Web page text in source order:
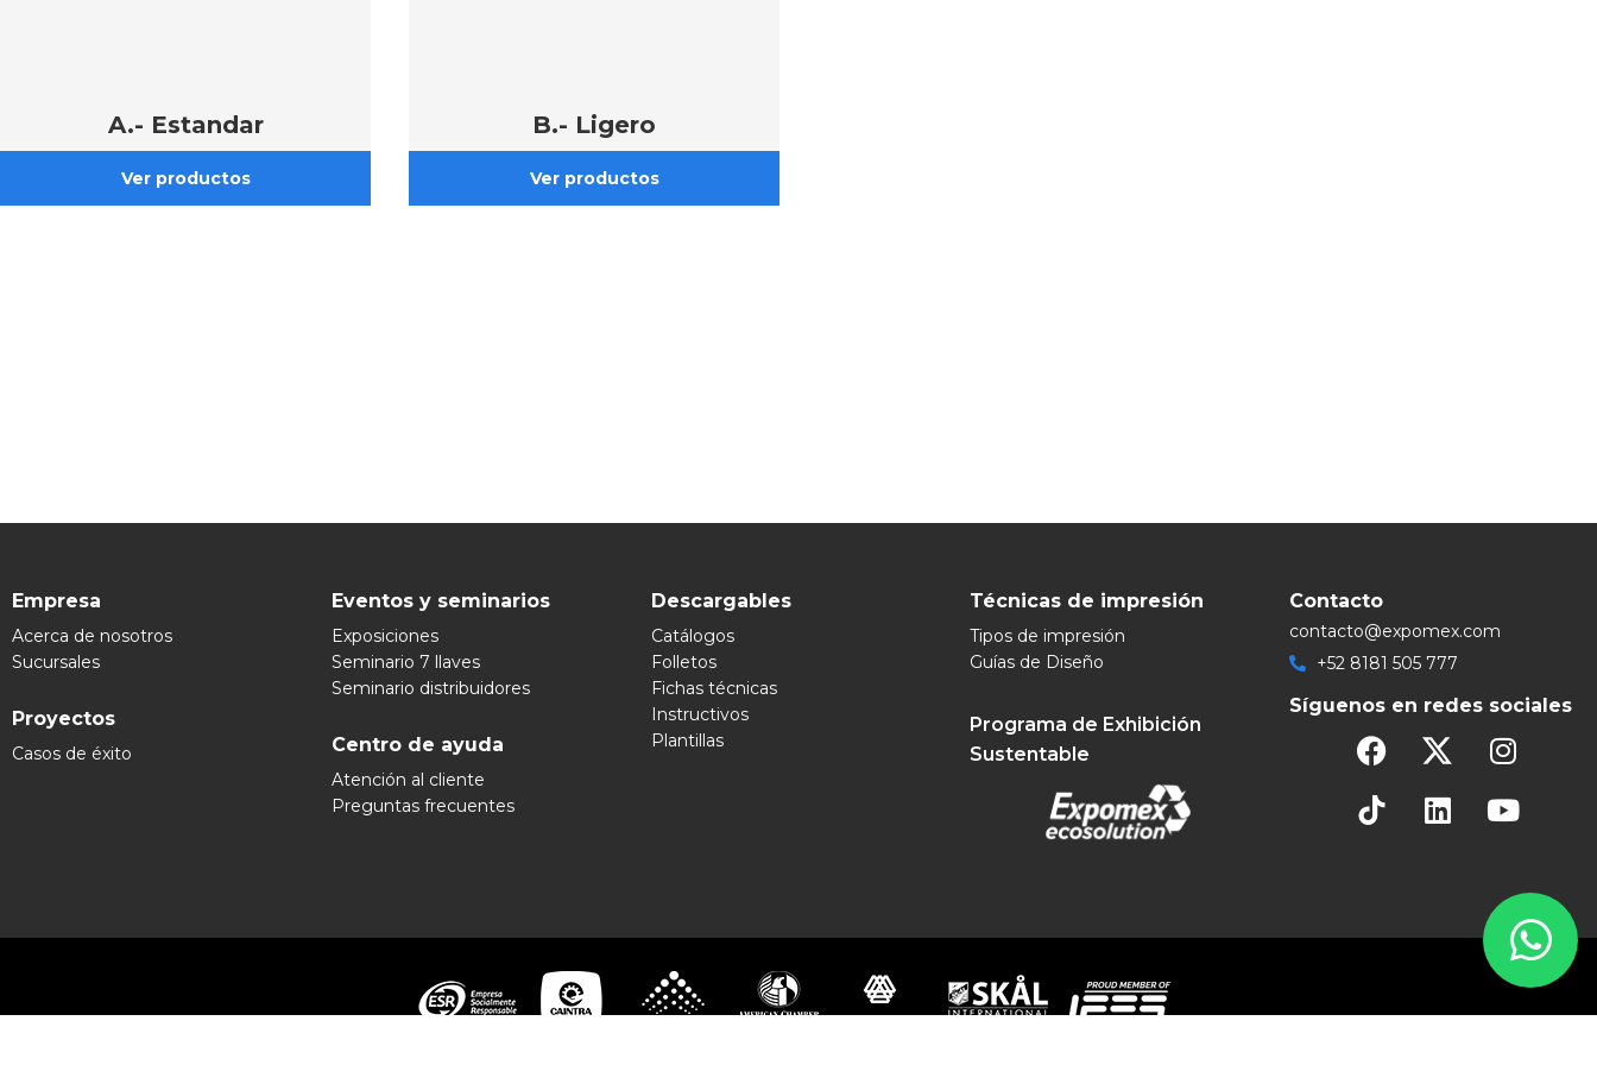
A.- Estandar B.- Ligero
Empresa
Acerca de nosotros
Sucursales
Proyectos
Casos de éxito
Eventos y seminarios
Exposiciones
Seminario 7 llaves
Seminario distribuidores
Centro de ayuda
Atención al cliente
Preguntas frecuentes
Descargables
Catálogos
Folletos
Fichas técnicas
Instructivos
Plantillas
Técnicas de impresión
Tipos de impresión
Guías de Diseño
Programa de Exhibición
Sustentable
Contacto
contacto@expomex.com
+52 8181 505 777
Síguenos en redes sociales